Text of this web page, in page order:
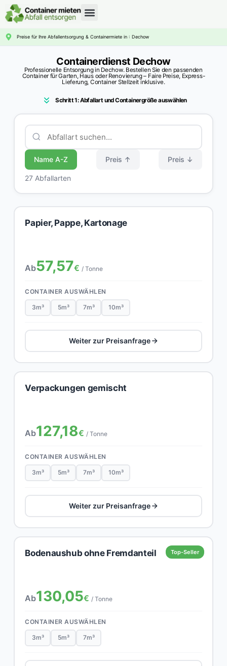
Preise für Ihre Abfallentsorgung & Containermiete in : Dechow
Containerdienst Dechow
Professionelle Entsorgung in Dechow. Bestellen Sie den passenden
Container für Garten, Haus oder Renovierung – Faire Preise, Express-
Lieferung, Container Stellzeit inklusive.
Schritt 1: Abfallart und Containergröße auswählen
Name A-Z Preis ↑ Preis ↓
27 Abfallarten
Papier, Pappe, Kartonage
Ab57,57€ / Tonne
CONTAINER AUSWÄHLEN
3m³ 5m³ 7m³ 10m³
Weiter zur Preisanfrage
Verpackungen gemischt
Ab127,18€ / Tonne
CONTAINER AUSWÄHLEN
3m³ 5m³ 7m³ 10m³
Weiter zur Preisanfrage
Top-Seller
Bodenaushub ohne Fremdanteil
Ab130,05€ / Tonne
CONTAINER AUSWÄHLEN
3m³ 5m³ 7m³